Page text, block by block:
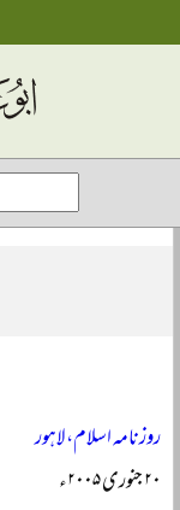
روزنامہ اسلام، لاہور
۲۰ جنوری ۲۰۰۵ء